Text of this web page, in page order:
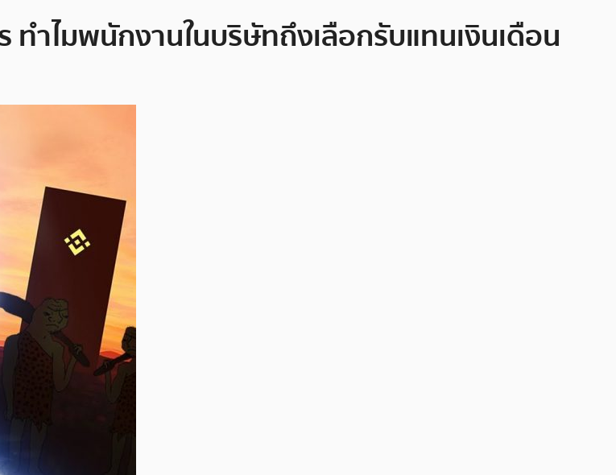
ทำไมพนักงานในบริษัทถึงเลือกรับแทนเงินเดือน